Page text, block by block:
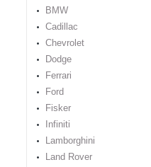
BMW
Cadillac
Chevrolet
Dodge
Ferrari
Ford
Fisker
Infiniti
Lamborghini
Land Rover